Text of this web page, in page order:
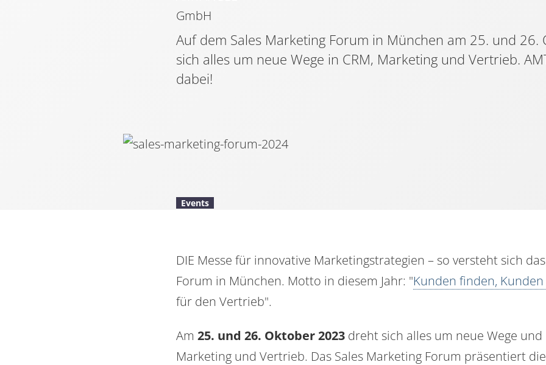
Auf dem Sales Marketing Forum in München am 25. und
sich alles um neue Wege in CRM, Marketing und Vertrieb.
dabei!
Events
DIE Messe für innovative Marketingstrategien – so versteht sich
Forum in München. Motto in diesem Jahr: "Kunden finden,
für den Vertrieb".
Am 25. und 26. Oktober 2023 dreht sich alles um neue Wege
Marketing und Vertrieb. Das Sales Marketing Forum präsentiert